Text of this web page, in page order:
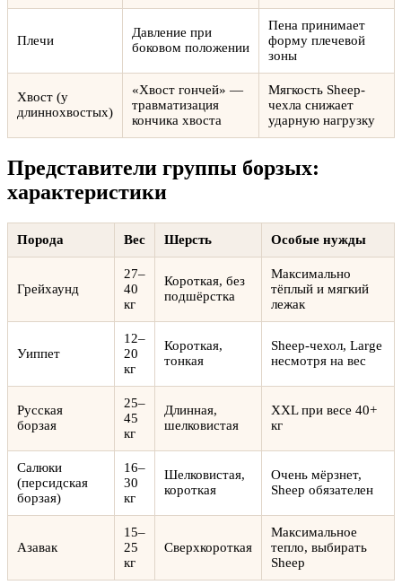
Плечи
Давление при
боковом положении
Пена принимает
форму плечевой
зоны
Хвост (у
длиннохвостых)
«Хвост гончей» —
травматизация
кончика хвоста
Мягкость Sheep-
чехла снижает
ударную нагрузку
Представители группы борзых:
характеристики
Порода Вес Шерсть Особые нужды
Грейхаунд
27–
40
кг
Короткая, без
подшёрстка
Максимально
тёплый и мягкий
лежак
Уиппет
12–
20
кг
Короткая,
тонкая
Sheep-чехол, Large
несмотря на вес
Русская
борзая
25–
45
кг
Длинная,
шелковистая
XXL при весе 40+
кг
Салюки
(персидская
борзая)
16–
30
кг
Шелковистая,
короткая
Очень мёрзнет,
Sheep обязателен
Азавак
15–
25
кг
Сверхкороткая
Максимальное
тепло, выбирать
Sheep